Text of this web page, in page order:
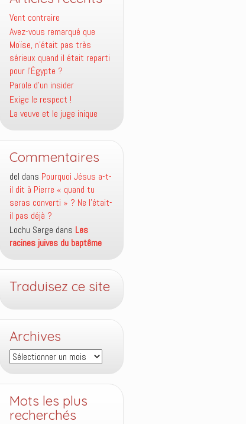
Vent contraire
Avez-vous remarqué que
Moïse, n’était pas très
sérieux quand il était reparti
pour l’Égypte ?
Parole d’un insider
Exige le respect !
La veuve et le juge inique
Commentaires
del dans Pourquoi Jésus a-t-
il dit à Pierre « quand tu
seras converti » ? Ne l’était-
il pas déjà ?
Lochu Serge dans Les
racines juives du baptême
Traduisez ce site
Archives
Archives
Mots les plus
recherchés